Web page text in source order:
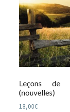
Leçons de
(nouvelles)
18,00€